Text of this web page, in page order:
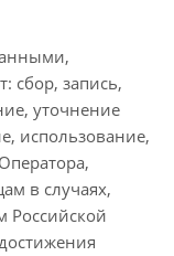
сбор, запись,
уточнение
использование,
в случаях,
Российской